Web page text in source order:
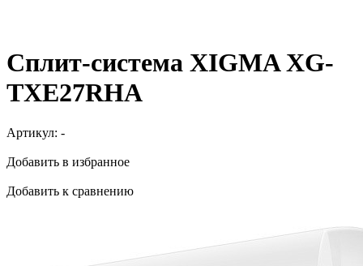
Сплит-система XIGMA XG-
TXE27RHA
Артикул: -
Добавить в избранное
Добавить к сравнению